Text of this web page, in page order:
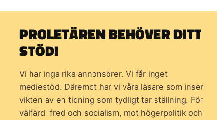
PROLETÄREN BEHÖVER DITT
STÖD!
Vi har inga rika annonsörer. Vi får inget
mediestöd. Däremot har vi våra läsare som inser
vikten av en tidning som tydligt tar ställning. För
välfärd, fred och socialism, mot högerpolitik och